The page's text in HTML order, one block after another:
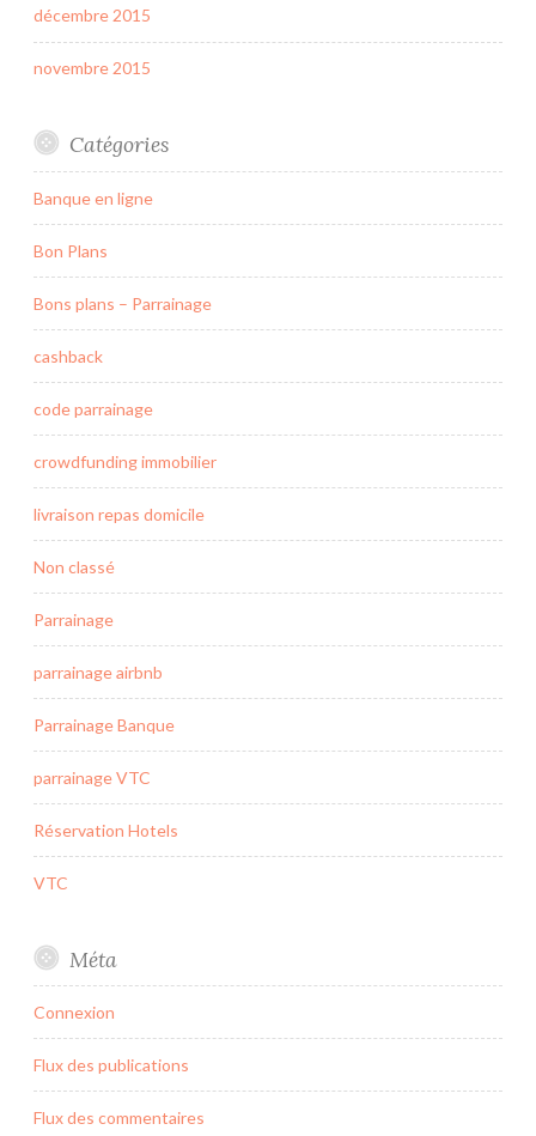
décembre 2015
novembre 2015
Catégories
Banque en ligne
Bon Plans
Bons plans – Parrainage
cashback
code parrainage
crowdfunding immobilier
livraison repas domicile
Non classé
Parrainage
parrainage airbnb
Parrainage Banque
parrainage VTC
Réservation Hotels
VTC
Méta
Connexion
Flux des publications
Flux des commentaires